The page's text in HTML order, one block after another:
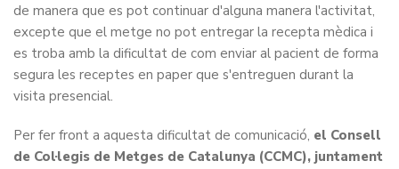
de manera que es pot continuar d'alguna manera l'activitat,
excepte que el metge no pot entregar la recepta mèdica i
es troba amb la dificultat de com enviar al pacient de forma
segura les receptes en paper que s'entreguen durant la
visita presencial.
Per fer front a aquesta dificultat de comunicació, el Consell
de Col·legis de Metges de Catalunya (CCMC), juntament